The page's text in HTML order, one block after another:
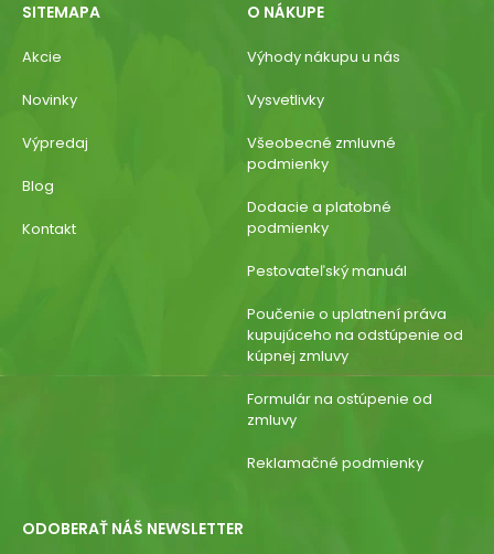
SITEMAPA
Akcie
Novinky
Výpredaj
Blog
Kontakt
O NÁKUPE
Výhody nákupu u nás
Vysvetlivky
Všeobecné zmluvné
podmienky
Dodacie a platobné
podmienky
Pestovateľský manuál
Poučenie o uplatnení práva
kupujúceho na odstúpenie od
kúpnej zmluvy
Formulár na ostúpenie od
zmluvy
Reklamačné podmienky
ODOBERAŤ NÁŠ NEWSLETTER